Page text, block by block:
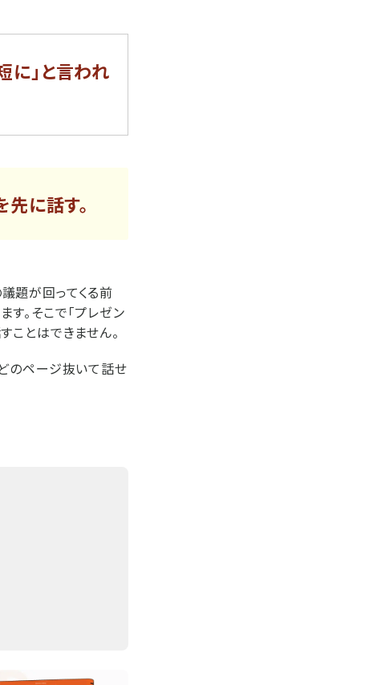
に」と言われ
に話す。
題が回ってくる前
。そこで「プレゼン
ことはできません。
のページ抜いて話せ